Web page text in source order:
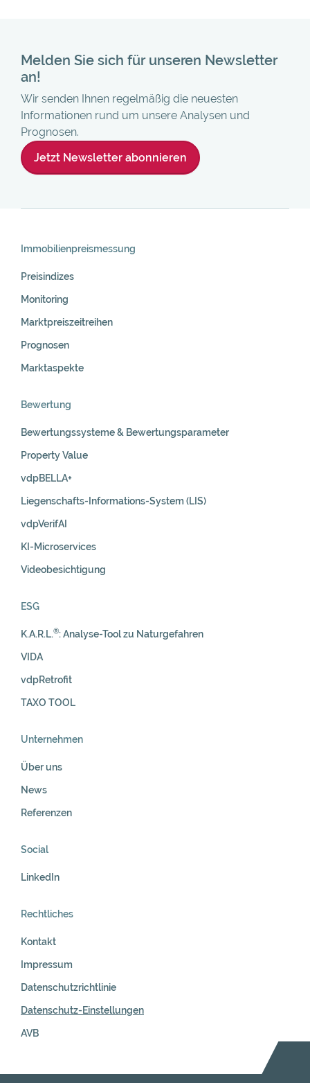
Melden Sie sich für unseren Newsletter
an!
Wir senden Ihnen regelmäßig die neuesten
Informationen rund um unsere Analysen und
Prognosen.
Jetzt Newsletter abonnieren
Navigation
Immobilienpreis­messung
Preisindizes
Monitoring
Marktpreiszeitreihen
Prognosen
Marktaspekte
Bewertung
Bewertungssysteme & Bewertungsparameter
Property Value
vdpBELLA+
Liegenschafts-Informations-System (LIS)
vdpVerifAI
KI-Microservices
Videobesichtigung
ESG
K.A.R.L.®: Analyse-Tool zu Naturgefahren
VIDA
vdpRetrofit
TAXO TOOL
Unternehmen
Über uns
News
Referenzen
Social
LinkedIn
Rechtliches
Kontakt
Impressum
Datenschutzrichtlinie
Datenschutz-Einstellungen
AVB